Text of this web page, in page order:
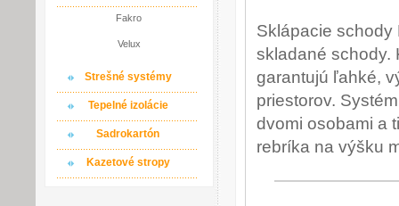
Fakro
Velux
Strešné systémy
Tepelné izolácie
Sadrokartón
Kazetové stropy
Sklápacie schody
skladané schody.
garantujú ľahké,
priestorov.
dvomi osobami a
rebríka na výšku